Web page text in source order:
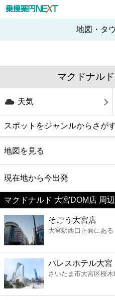
地図・タ
マクドナル
天気
スポットをジャンルからさが
グルメ
映画
美容
コンビニ
薬局
スーパー
地図を見る
現在地から今出発
マクドナルド 大宮DOM店 周
そごう大宮店
大宮駅西口正面にある
パレスホテル大宮
さいたま市大宮区桜